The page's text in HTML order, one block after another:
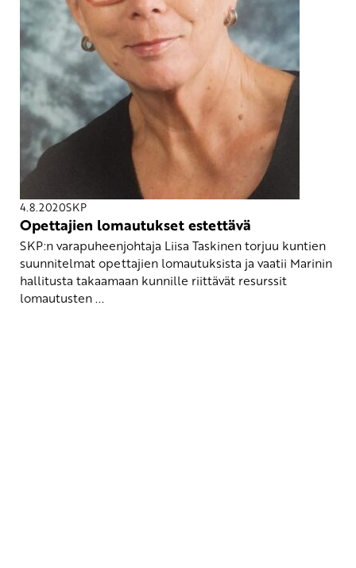
4.8.2020SKP
Opettajien lomautukset estettävä
SKP:n varapuheenjohtaja Liisa Taskinen torjuu kuntien
suunnitelmat opettajien lomautuksista ja vaatii Marinin
hallitusta takaamaan kunnille riittävät resurssit
lomautusten ...